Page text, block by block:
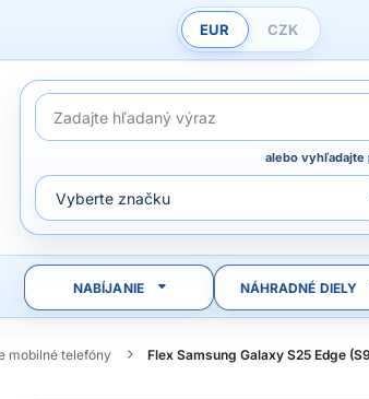
EUR CZK
alebo vyhľadajte
NABÍJANIE NÁHRADNÉ DIELY
mobilné telefóny Flex Samsung Galaxy S25 Edge